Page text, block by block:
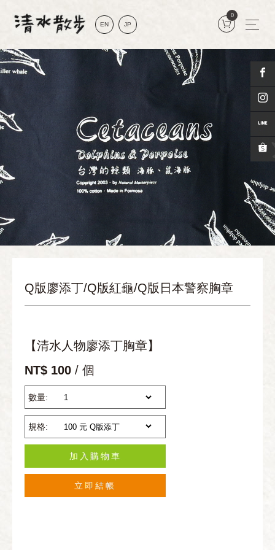
EN JP
0
Q版廖添丁/Q版紅龜/Q版日本警察胸章
【清水人物廖添丁胸章】
NT$ 100 / 個
數量:
規格:
加入購物車
立即結帳